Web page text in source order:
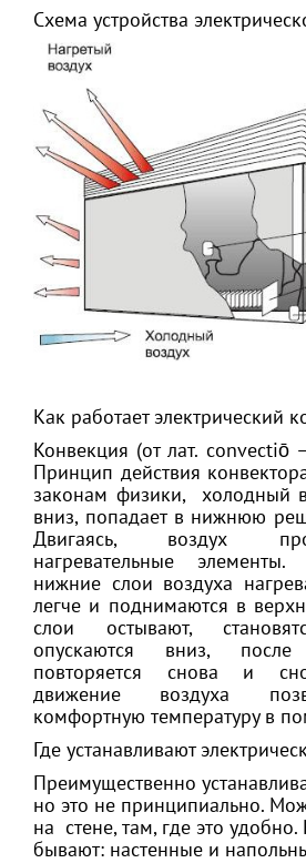
Схема устройства
Как работает электрический
Конвекция (от лат. convectiō
Принцип действия
законам физики, холодный
вниз, попадает в нижнюю
Двигаясь, воздух
нагревательные
нижние слои воздуха
легче и поднимаются в
слои остывают,
опускаются вниз,
повторяется снова и
движение воздуха
комфортную температуру в
Где устанавливают
Преимущественно
но это не принципиально.
на стене, там, где это
бывают: настенные и